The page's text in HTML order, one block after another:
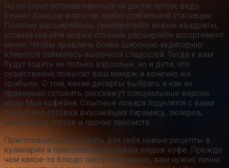
Но не стоит останавливаться на достигнутом, ведь
бизнес больше всего не любит стабильной стагнации.
Поэтому расширяйтесь, приобретайте новые квадраты,
устанавливайте новые столики, расширяйте ассортимент
меню. Чтобы привлечь более широкую аудиторию
клиентов займитесь выпечкой сладостей. Тогда к вам
будут ходить не только взрослые, но и дети, что
существенно повысит ваш имидж и конечно же
прибыль. О том, какие десерты выбрать и как их
правильно готовить, расскажут специальные версии
игры Моя кофейня. Опытные повара поделятся с вами
секретами готовки вкуснейших тирамису, эклеров,
малиновых тортов и прочих лакомств.
Приготовьтесь открывать для себя новые рецепты в
кулинарии и приготовлении новых видов кофе. Прежде
чем какое-то блюдо поступит в меню, вам нужно лично